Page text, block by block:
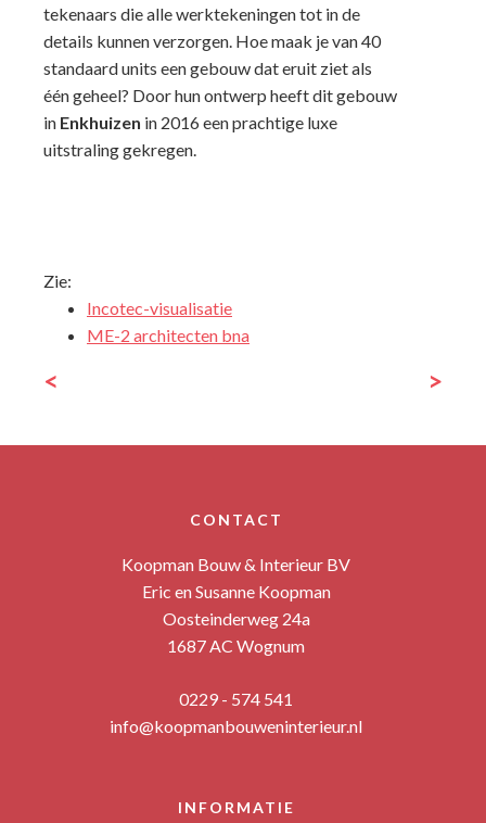
tekenaars die alle werktekeningen tot in de
details kunnen verzorgen. Hoe maak je van 40
standaard units een gebouw dat eruit ziet als
één geheel? Door hun ontwerp heeft dit gebouw
in Enkhuizen in 2016 een prachtige luxe
uitstraling gekregen.
Zie:
Incotec-visualisatie
ME-2 architecten bna
< >
CONTACT
Koopman Bouw & Interieur BV
Eric en Susanne Koopman
Oosteinderweg 24a
1687 AC Wognum
0229 - 574 541
info@koopmanbouweninterieur.nl
INFORMATIE